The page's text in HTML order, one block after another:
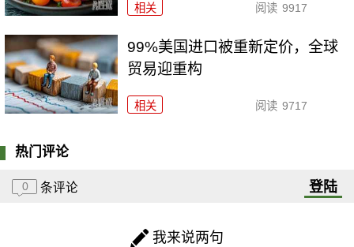
相关 阅读 9917
99%美国进口被重新定价，全球
贸易迎重构
相关 阅读 9717
热门评论
0 条评论 登陆
我来说两句